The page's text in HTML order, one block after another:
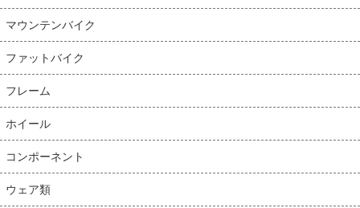
マウンテンバイク
ファットバイク
フレーム
ホイール
コンポーネント
ウェア類